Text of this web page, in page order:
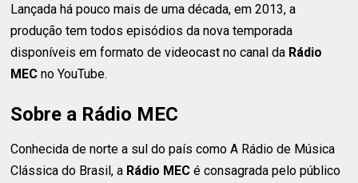
Lançada há pouco mais de uma década, em 2013, a
produção tem todos episódios da nova temporada
disponíveis em formato de videocast no canal da Rádio
MEC no YouTube.
Sobre a Rádio MEC
Conhecida de norte a sul do país como A Rádio de Música
Clássica do Brasil, a Rádio MEC é consagrada pelo público